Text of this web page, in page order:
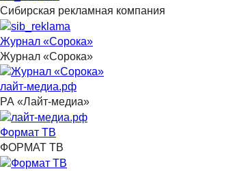
Сибирская рекламная компания
Журнал «Сорока»
Журнал «Сорока»
лайт-медиа.рф
РА «Лайт-медиа»
Формат ТВ
ФОРМАТ ТВ